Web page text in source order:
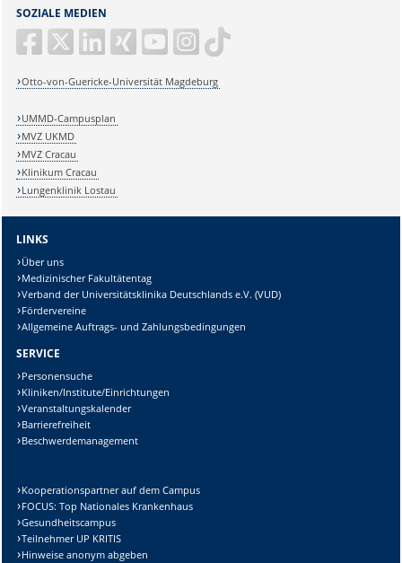
SOZIALE MEDIEN
Otto-von-Guericke-Universität Magdeburg
UMMD-Campusplan
MVZ UKMD
MVZ Cracau
Klinikum Cracau
Lungenklinik Lostau
LINKS
Über uns
Medizinischer Fakultätentag
Verband der Universitätsklinika Deutschlands e.V. (VUD)
Fördervereine
Allgemeine Auftrags- und Zahlungsbedingungen
SERVICE
Personensuche
Kliniken/Institute/Einrichtungen
Veranstaltungskalender
Barrierefreiheit
Beschwerdemanagement
Kooperationspartner auf dem Campus
FOCUS: Top Nationales Krankenhaus
Gesundheitscampus
Teilnehmer UP KRITIS
Hinweise anonym abgeben